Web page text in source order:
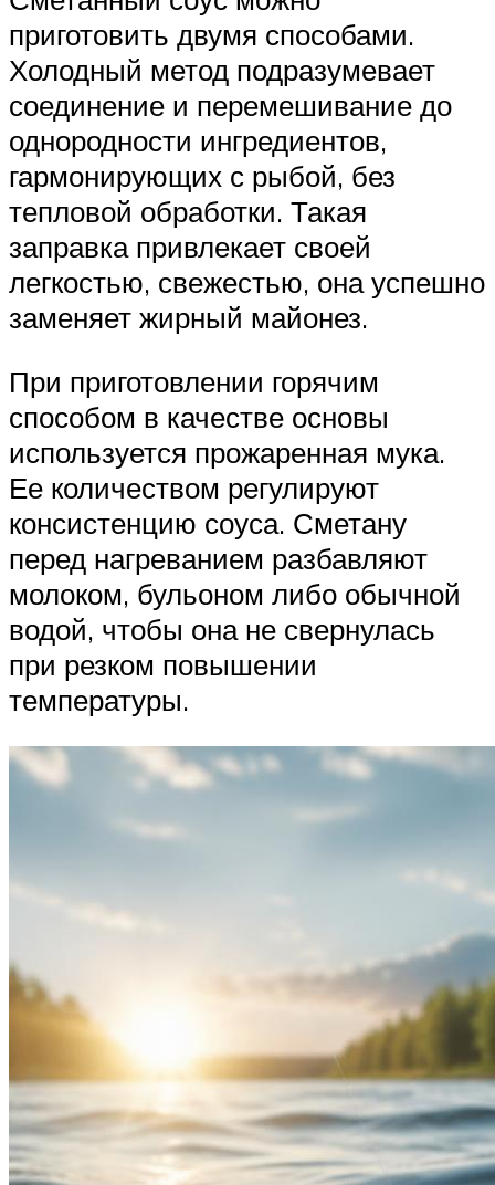
приготовить двумя способами.
Холодный метод подразумевает
соединение и перемешивание до
однородности ингредиентов,
гармонирующих с рыбой, без
тепловой обработки. Такая
заправка привлекает своей
легкостью, свежестью, она успешно
заменяет жирный майонез.
При приготовлении горячим
способом в качестве основы
используется прожаренная мука.
Ее количеством регулируют
консистенцию соуса. Сметану
перед нагреванием разбавляют
молоком, бульоном либо обычной
водой, чтобы она не свернулась
при резком повышении
температуры.